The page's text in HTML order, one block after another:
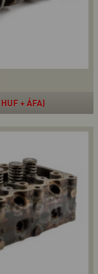
+ ÁFA)